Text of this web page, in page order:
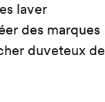
laver
des marques
duveteux de